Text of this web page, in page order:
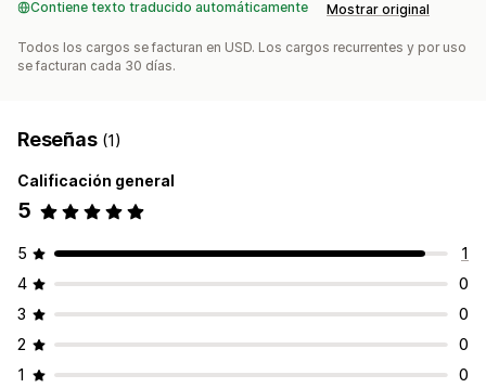
Contiene texto traducido automáticamente Mostrar original
Todos los cargos se facturan en USD. Los cargos recurrentes y por uso
se facturan cada 30 días.
Reseñas (1)
Calificación general
5
5
1
4
0
3
0
2
0
1
0